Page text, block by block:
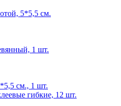
5*5,5 см.
1 шт.
см., 1 шт.